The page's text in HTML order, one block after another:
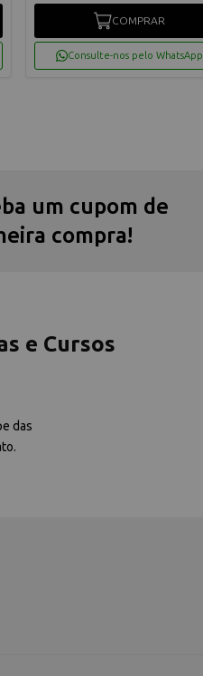
COMPRAR
Consulte-nos pelo WhatsApp
um cupom de
compra!
e Cursos
das